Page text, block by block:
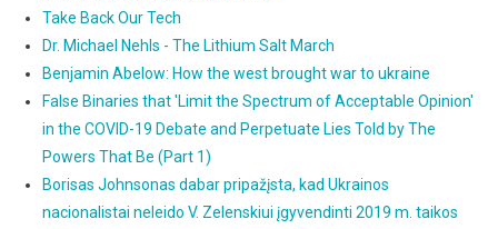
Take Back Our Tech
Dr. Michael Nehls - The Lithium Salt March
Benjamin Abelow: How the west brought war to ukraine
False Binaries that 'Limit the Spectrum of Acceptable Opinion'
in the COVID-19 Debate and Perpetuate Lies Told by The
Powers That Be (Part 1)
Borisas Johnsonas dabar pripažįsta, kad Ukrainos
nacionalistai neleido V. Zelenskiui įgyvendinti 2019 m. taikos